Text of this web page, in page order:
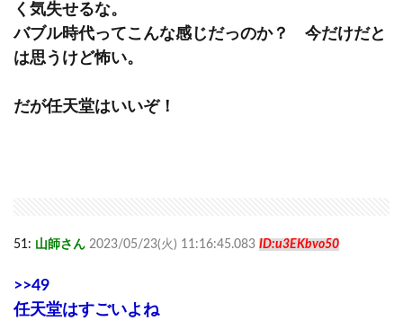
く気失せるな。
バブル時代ってこんな感じだっのか？ 今だけだと
は思うけど怖い。
だが任天堂はいいぞ！
51: 山師さん 2023/05/23(火) 11:16:45.083 ID:u3EKbvo50
>>49
任天堂はすごいよね